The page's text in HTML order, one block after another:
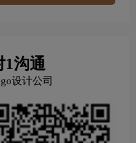
1沟通
设计公司